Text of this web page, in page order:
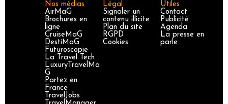
Nos médias
AirMaG
Brochures en
ligne
CruiseMaG
DestiMaG
Futuroscopie
La Travel Tech
LuxuryTravelMa
G
Partez en
France
TravelJobs
Légal
Signaler un
contenu illicite
Plan du site
RGPD
Cookies
Utiles
Contact
Publicité
Agenda
La presse en
parle